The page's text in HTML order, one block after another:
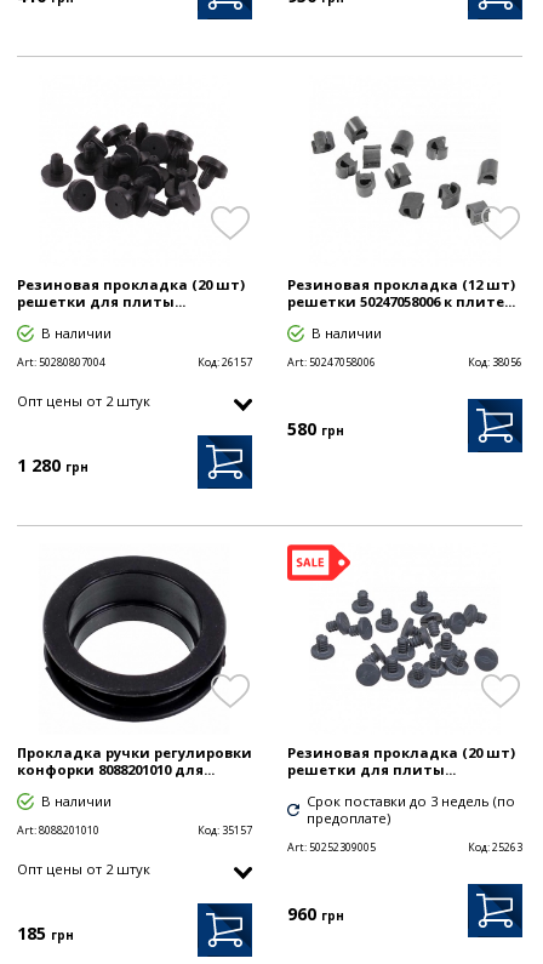
Резиновая прокладка (20 шт)
решетки для плиты...
В наличии
Art: 50280807004 Код:26157
Опт цены от 2 штук
1 280 грн
Резиновая прокладка (12 шт)
решетки 50247058006 к плите...
В наличии
Art: 50247058006 Код: 38056
580 грн
Прокладка ручки регулировки
конфорки 8088201010 для...
В наличии
Art:8088201010 Код: 35157
Опт цены от 2 штук
185 грн
Резиновая прокладка (20 шт)
решетки для плиты...
Срок поставки до 3 недель (по
предоплате)
Art:50252309005 Код:25263
960 грн